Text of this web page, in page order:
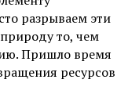
разрываем эти
то, чем
Пришло время
ресурсов